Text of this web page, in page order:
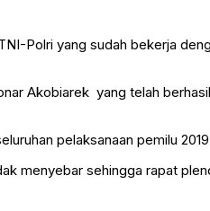
Polri yang sudah bekerja
Akobiarek yang telah
pelaksanaan pemilu
menyebar sehingga rapat